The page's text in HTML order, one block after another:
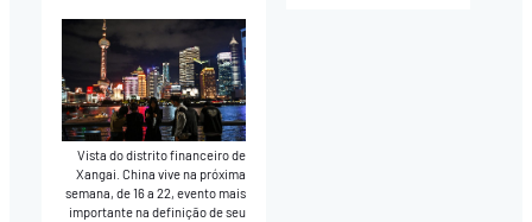
Vista do distrito financeiro de
Xangai. China vive na próxima
semana, de 16 a 22, evento mais
importante na definição de seu